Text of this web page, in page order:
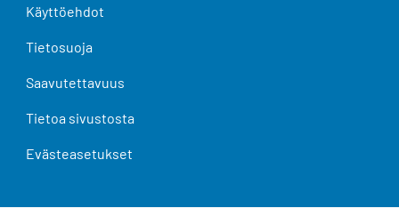
Käyttöehdot
Tietosuoja
Saavutettavuus
Tietoa sivustosta
Evästeasetukset